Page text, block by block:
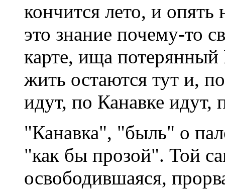
кончится лето, и
это знание почему-то
карте, ища
жить остаются тут и,
идут, по Канавке идут,
"Канавка", "быль" о
"как бы прозой". Той
освободившаяся,